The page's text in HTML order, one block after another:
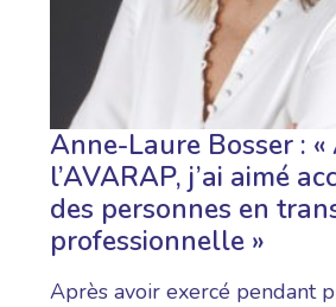
Anne-Laure Bosser : «
l’AVARAP, j’ai aimé
des personnes en
professionnelle »
Après avoir exercé pendant